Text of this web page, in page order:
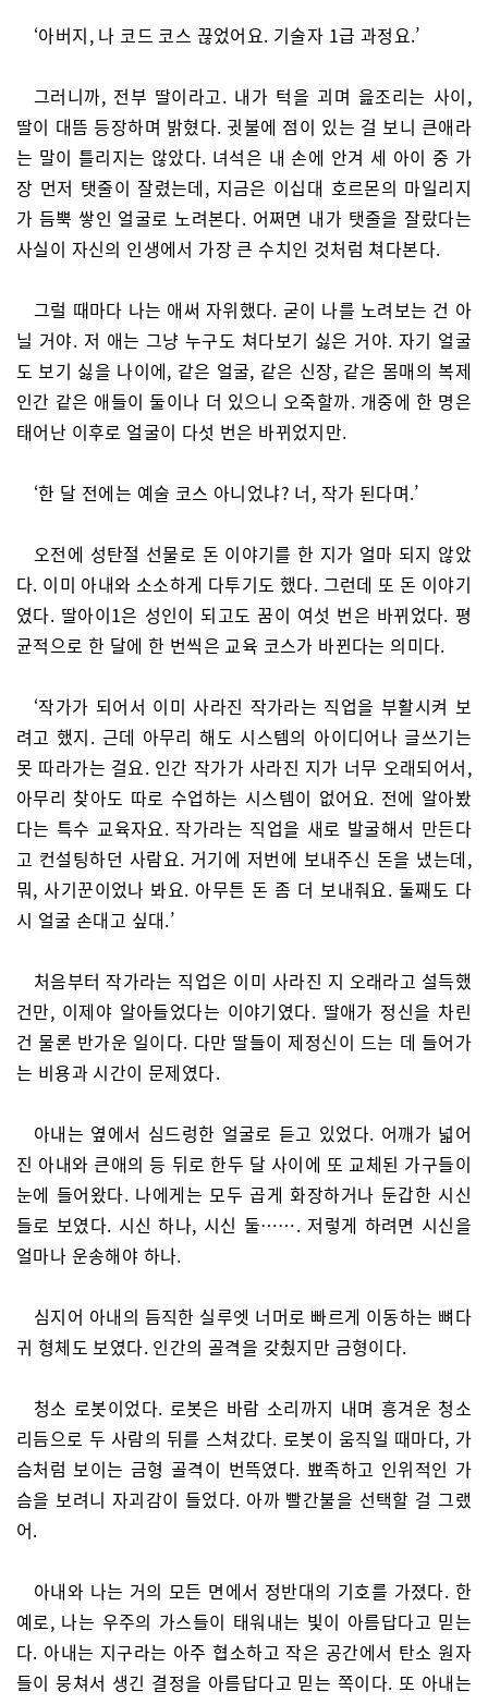
‘아버지, 나 코드 코스 끊었어요. 기술자 1급 과정요.’
그러니까, 전부 딸이라고. 내가 턱을 괴며 읊조리는 사이,
딸이 대뜸 등장하며 밝혔다. 귓불에 점이 있는 걸 보니 큰애라
는 말이 틀리지는 않았다. 녀석은 내 손에 안겨 세 아이 중 가
장 먼저 탯줄이 잘렸는데, 지금은 이십대 호르몬의 마일리지
가 듬뿍 쌓인 얼굴로 노려본다. 어쩌면 내가 탯줄을 잘랐다는
사실이 자신의 인생에서 가장 큰 수치인 것처럼 쳐다본다.
그럴 때마다 나는 애써 자위했다. 굳이 나를 노려보는 건 아
닐 거야. 저 애는 그냥 누구도 쳐다보기 싫은 거야. 자기 얼굴
도 보기 싫을 나이에, 같은 얼굴, 같은 신장, 같은 몸매의 복제
인간 같은 애들이 둘이나 더 있으니 오죽할까. 개중에 한 명은
태어난 이후로 얼굴이 다섯 번은 바뀌었지만.
‘한 달 전에는 예술 코스 아니었냐? 너, 작가 된다며.’
오전에 성탄절 선물로 돈 이야기를 한 지가 얼마 되지 않았
다. 이미 아내와 소소하게 다투기도 했다. 그런데 또 돈 이야기
였다. 딸아이1은 성인이 되고도 꿈이 여섯 번은 바뀌었다. 평
균적으로 한 달에 한 번씩은 교육 코스가 바뀐다는 의미다.
‘작가가 되어서 이미 사라진 작가라는 직업을 부활시켜 보
려고 했지. 근데 아무리 해도 시스템의 아이디어나 글쓰기는
못 따라가는 걸요. 인간 작가가 사라진 지가 너무 오래되어서,
아무리 찾아도 따로 수업하는 시스템이 없어요. 전에 알아봤
다는 특수 교육자요. 작가라는 직업을 새로 발굴해서 만든다
고 컨설팅하던 사람요. 거기에 저번에 보내주신 돈을 냈는데,
뭐, 사기꾼이었나 봐요. 아무튼 돈 좀 더 보내줘요. 둘째도 다
시 얼굴 손대고 싶대.’
처음부터 작가라는 직업은 이미 사라진 지 오래라고 설득했
건만, 이제야 알아들었다는 이야기였다. 딸애가 정신을 차린
건 물론 반가운 일이다. 다만 딸들이 제정신이 드는 데 들어가
는 비용과 시간이 문제였다.
아내는 옆에서 심드렁한 얼굴로 듣고 있었다. 어깨가 넓어
진 아내와 큰애의 등 뒤로 한두 달 사이에 또 교체된 가구들이
눈에 들어왔다. 나에게는 모두 곱게 화장하거나 둔갑한 시신
들로 보였다. 시신 하나, 시신 둘……. 저렇게 하려면 시신을
얼마나 운송해야 하나.
심지어 아내의 듬직한 실루엣 너머로 빠르게 이동하는 뼈다
귀 형체도 보였다. 인간의 골격을 갖췄지만 금형이다.
청소 로봇이었다. 로봇은 바람 소리까지 내며 흥겨운 청소
리듬으로 두 사람의 뒤를 스쳐갔다. 로봇이 움직일 때마다, 가
슴처럼 보이는 금형 골격이 번뜩였다. 뾰족하고 인위적인 가
슴을 보려니 자괴감이 들었다. 아까 빨간불을 선택할 걸 그랬
어.
아내와 나는 거의 모든 면에서 정반대의 기호를 가졌다. 한
예로, 나는 우주의 가스들이 태워내는 빛이 아름답다고 믿는
다. 아내는 지구라는 아주 협소하고 작은 공간에서 탄소 원자
들이 뭉쳐서 생긴 결정을 아름답다고 믿는 쪽이다. 또 아내는